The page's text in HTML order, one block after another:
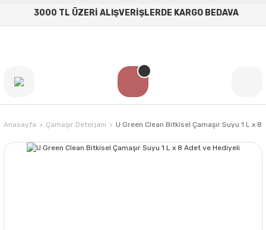
3000 TL ÜZERİ ALIŞVERİŞLERDE KARGO BEDAVA
Anasayfa Çamaşır Deterjanı U Green Clean Bitkisel Çamaşır Suyu 1 L x